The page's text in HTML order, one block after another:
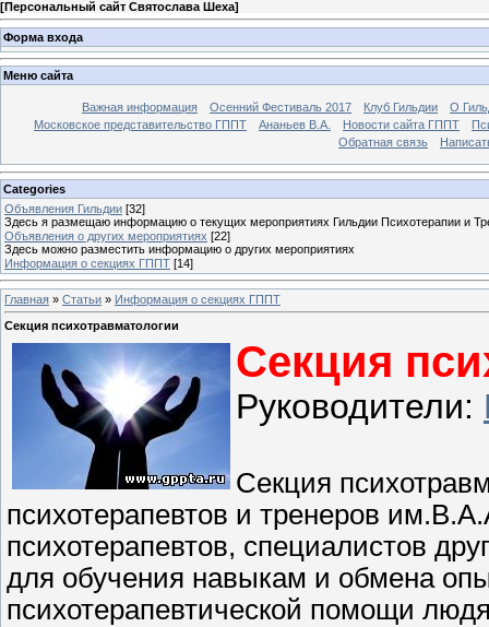
[Персональный сайт Святослава Шеха]
Форма входа
Меню сайта
Важная информация Осенний Фестиваль 2017 Клуб Гильдии
О
Московское представительство ГППТ
Ананьев В.А. Новости сайта ГППТ
Обратная связь
Categories
Объявления Гильдии [32]
Здесь я размещаю информацию о текущих мероприятиях Гильдии Психотерапии и
Объявления о других мероприятиях [22]
Здесь можно разместить информацию о других мероприятиях
Информация о секциях ГППТ [14]
Главная » Статьи » Информация о секциях ГППТ
Секция психотравматологии
Секция
Руководители:
Секция
психотерапевтов и тренеров
психотерапевтов, специалистов
для обучения навыкам и обмена
психотерапевтической помощи